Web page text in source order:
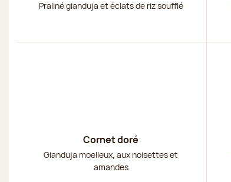
Praliné gianduja et éclats de riz soufflé
Cornet doré
Gianduja moelleux, aux noisettes et
amandes